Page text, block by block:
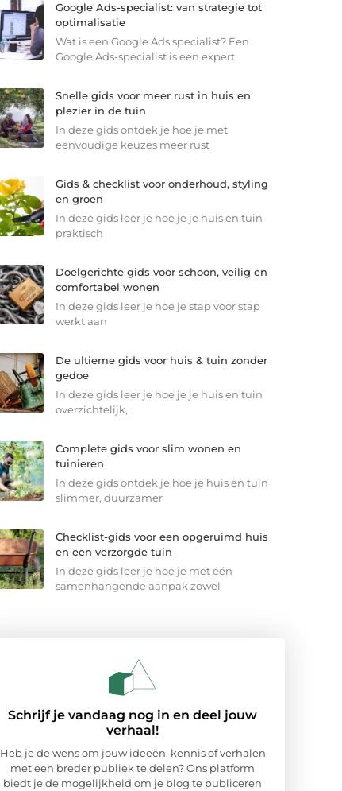
Google Ads-specialist: van strategie tot
optimalisatie
Wat is een Google Ads specialist? Een
Google Ads-specialist is een expert
Snelle gids voor meer rust in huis en
plezier in de tuin
In deze gids ontdek je hoe je met
eenvoudige keuzes meer rust
Gids & checklist voor onderhoud, styling
en groen
In deze gids leer je hoe je je huis en tuin
praktisch
Doelgerichte gids voor schoon, veilig en
comfortabel wonen
In deze gids leer je hoe je stap voor stap
werkt aan
De ultieme gids voor huis & tuin zonder
gedoe
In deze gids leer je hoe je je huis en tuin
overzichtelijk,
Complete gids voor slim wonen en
tuinieren
In deze gids ontdek je hoe je huis en tuin
slimmer, duurzamer
Checklist-gids voor een opgeruimd huis
en een verzorgde tuin
In deze gids leer je hoe je met één
samenhangende aanpak zowel
Schrijf je vandaag nog in en deel jouw
verhaal!
Heb je de wens om jouw ideeën, kennis of verhalen
met een breder publiek te delen? Ons platform
biedt je de mogelijkheid om je blog te publiceren